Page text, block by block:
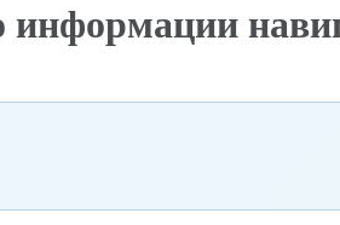
информации